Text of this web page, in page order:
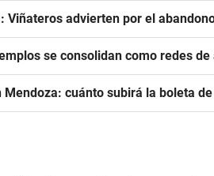
Viñateros advierten por el
se consolidan como redes
cuánto subirá la boleta